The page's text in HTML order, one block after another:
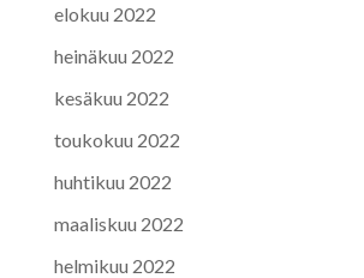
elokuu 2022
heinäkuu 2022
kesäkuu 2022
toukokuu 2022
huhtikuu 2022
maaliskuu 2022
helmikuu 2022